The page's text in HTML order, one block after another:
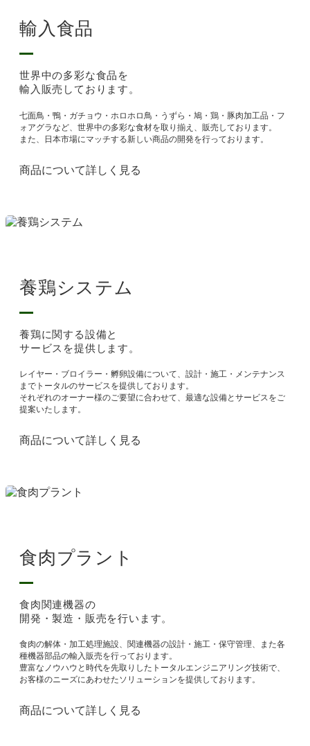
輸入食品
世界中の多彩な食品を
輸入販売しております。
七面鳥・鴨・ガチョウ・ホロホロ鳥・うずら・鳩・鶏・豚肉加工品・フ
ォアグラなど、世界中の多彩な食材を取り揃え、販売しております。
また、日本市場にマッチする新しい商品の開発を行っております。
商品について詳しく見る
養鶏システム
養鶏に関する設備と
サービスを提供します。
レイヤー・ブロイラー・孵卵設備について、設計・施工・メンテナンス
までトータルのサービスを提供しております。
それぞれのオーナー様のご要望に合わせて、最適な設備とサービスをご
提案いたします。
商品について詳しく見る
食肉プラント
食肉関連機器の
開発・製造・販売を行います。
食肉の解体・加工処理施設、関連機器の設計・施工・保守管理、また各
種機器部品の輸入販売を行っております。
豊富なノウハウと時代を先取りしたトータルエンジニアリング技術で、
お客様のニーズにあわせたソリューションを提供しております。
商品について詳しく見る